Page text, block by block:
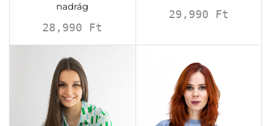
nadrág
28,990 Ft
29,990 Ft